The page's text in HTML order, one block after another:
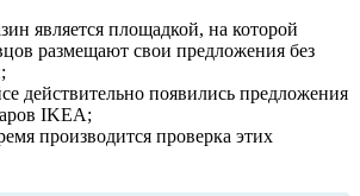
является площадкой, на которой
размещают свои предложения без
действительно появились предложения
IKEA;
производится проверка этих